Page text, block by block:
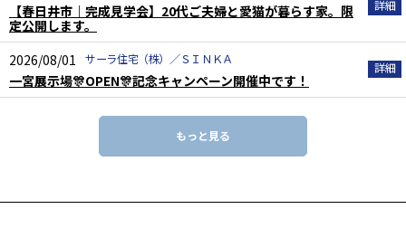
【春日井市｜完成見学会】20代ご夫婦と愛猫が暮らす家。限
定公開します。
2026/08/01
サーラ住宅（株）／ＳＩＮＫＡ
一宮展示場🎊OPEN🎊記念キャンペーン開催中です！
もっと見る